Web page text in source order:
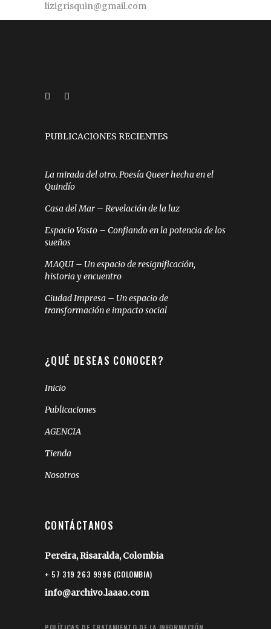
lizigrisquin@gmail.com
PUBLICACIONES RECIENTES
La mirada del otro. Poesía Queer hecha en el
Quindío
Casa del Mar – Revelación de la luz
Espacio Vasto – Confiando en la potencia de los
sueños
MAQUI – Un espacio de resignificación,
historia y encuentro
Ciudad Impresa – Un espacio de
transformación e impacto social
¿QUÉ DESEAS CONOCER?
Inicio
Publicaciones
AGENCIA
Tienda
Nosotros
CONTÁCTANOS
Pereira, Risaralda, Colombia
+ 57 319 263 9996 (COLOMBIA)
info@archivo.laaao.com